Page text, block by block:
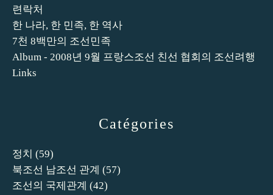
Catégories
정치 (59)
북조선 남조선 관계 (57)
조선의 국제관계 (42)
련락처
한 나라, 한 민족, 한 역사
7천 8백만의 조선민족
Album - 2008년 9월 프랑스조선 친선 협회의 조선려행
Links